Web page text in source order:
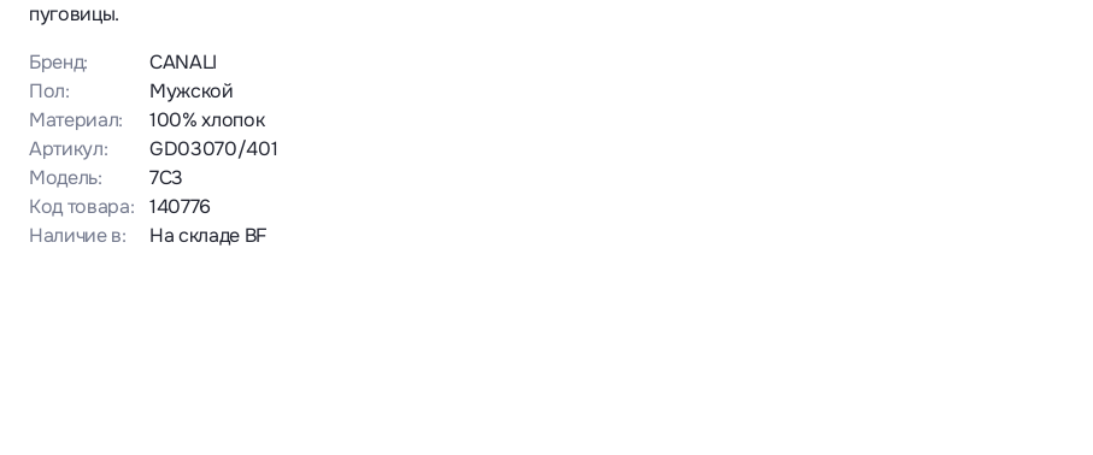
пуговицы.
Бренд:
CANALI
Пол:
Мужской
Материал:
100% хлопок
Артикул:
GD03070/401
Модель:
7C3
Код товара:
140776
Наличие в:
На складе BF